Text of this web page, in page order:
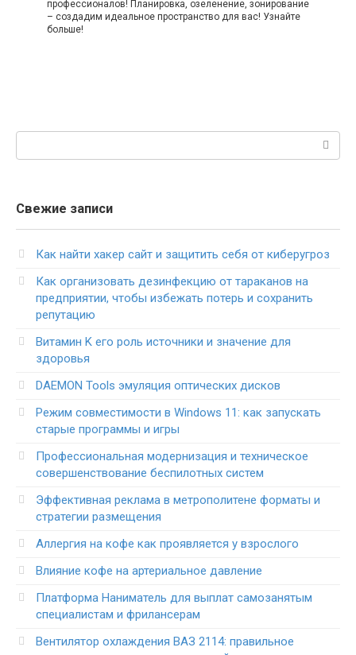
профессионалов! Планировка, озеленение, зонирование
– создадим идеальное пространство для вас! Узнайте
больше!
Свежие записи
Как найти хакер сайт и защитить себя от киберугроз
Как организовать дезинфекцию от тараканов на
предприятии, чтобы избежать потерь и сохранить
репутацию
Витамин K его роль источники и значение для
здоровья
DAEMON Tools эмуляция оптических дисков
Режим совместимости в Windows 11: как запускать
старые программы и игры
Профессиональная модернизация и техническое
совершенствование беспилотных систем
Эффективная реклама в метрополитене форматы и
стратегии размещения
Аллергия на кофе как проявляется у взрослого
Влияние кофе на артериальное давление
Платформа Наниматель для выплат самозанятым
специалистам и фрилансерам
Вентилятор охлаждения ВАЗ 2114: правильное